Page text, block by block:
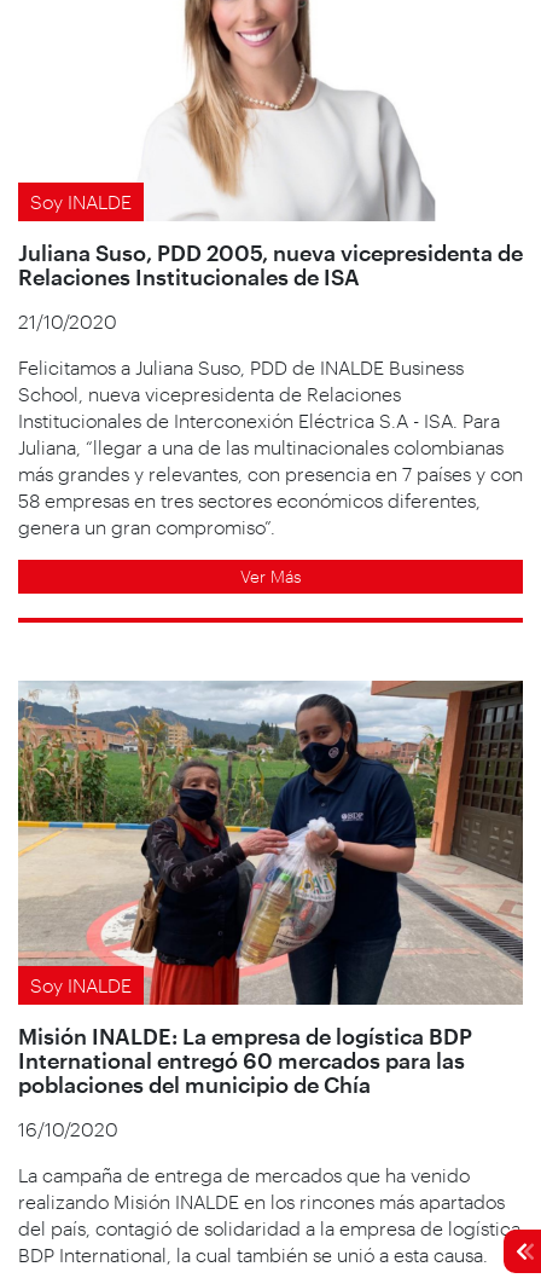
Soy INALDE
Juliana Suso, PDD 2005, nueva vicepresidenta de
Relaciones Institucionales de ISA
21/10/2020
Felicitamos a Juliana Suso, PDD de INALDE Business
School, nueva vicepresidenta de Relaciones
Institucionales de Interconexión Eléctrica S.A - ISA. Para
Juliana, “llegar a una de las multinacionales colombianas
más grandes y relevantes, con presencia en 7 países y con
58 empresas en tres sectores económicos diferentes,
genera un gran compromiso”.
Ver Más
Soy INALDE
Misión INALDE: La empresa de logística BDP
International entregó 60 mercados para las
poblaciones del municipio de Chía
16/10/2020
La campaña de entrega de mercados que ha venido
realizando Misión INALDE en los rincones más apartados
del país, contagió de solidaridad a la empresa de logística
BDP International, la cual también se unió a esta causa.